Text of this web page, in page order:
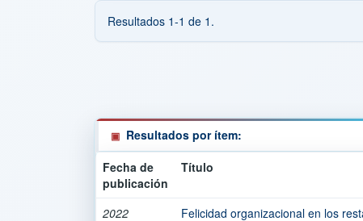
Resultados 1-1 de 1.
Resultados por ítem:
Fecha de
publicación
Título
2022 Felicidad organizacional en los